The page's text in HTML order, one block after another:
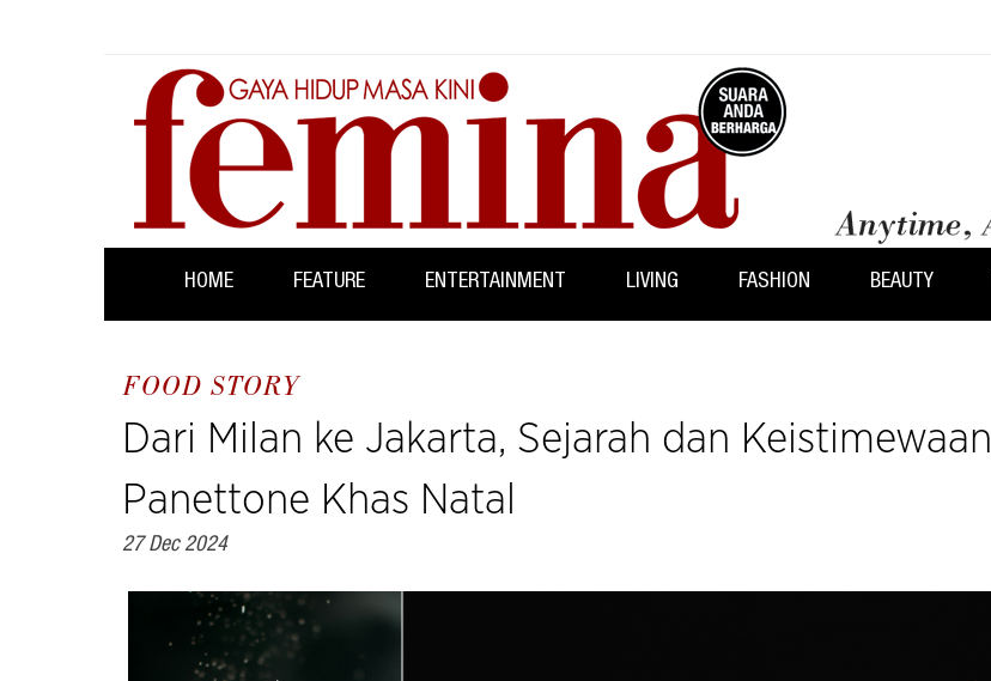
HOME FEATURE ENTERTAINMENT LIVING FASHION BEAUTY
FOOD STORY
Dari Milan ke Jakarta, Sejarah dan Keistimewaan
Panettone Khas Natal
27 Dec 2024